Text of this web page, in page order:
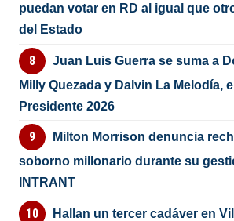
puedan votar en RD al igual que
del Estado
Juan Luis Guerra se suma a
Milly Quezada y Dalvin La Melodía,
Presidente 2026
Milton Morrison denuncia
soborno millonario durante su
INTRANT
Hallan un tercer cadáver en